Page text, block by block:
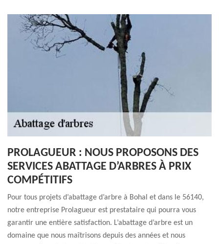
PROLAGUEUR : NOUS PROPOSONS DES
SERVICES ABATTAGE D’ARBRES À PRIX
COMPÉTITIFS
Pour tous projets d’abattage d’arbre à Bohal et dans le 56140,
notre entreprise Prolagueur est prestataire qui pourra vous
garantir une entière satisfaction. L’abattage d’arbre est un
domaine que nous maîtrisons depuis des années et nous